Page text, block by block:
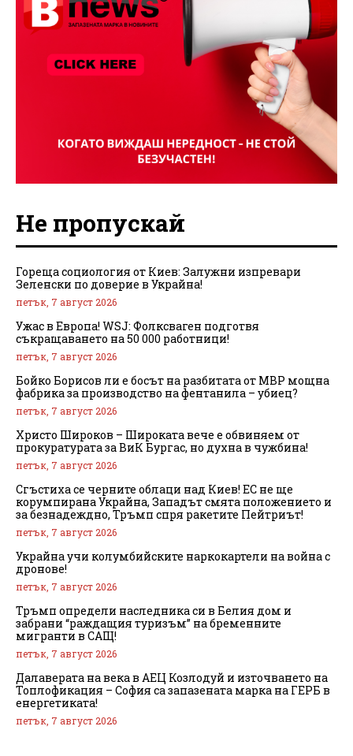
Не пропускай
Гореща социология от Киев: Залужни изпревари
Зеленски по доверие в Украйна!
петък, 7 август 2026
Ужас в Европа! WSJ: Фолксваген подготвя
съкращаването на 50 000 работници!
петък, 7 август 2026
Бойко Борисов ли е босът на разбитата от МВР мощна
фабрика за производство на фентанила – убиец?
петък, 7 август 2026
Христо Широков – Широката вече е обвиняем от
прокуратурата за ВиК Бургас, но духна в чужбина!
петък, 7 август 2026
Сгъстиха се черните облаци над Киев! ЕС не ще
корумпирана Украйна, Западът смята положението и
за безнадеждно, Тръмп спря ракетите Пейтриът!
петък, 7 август 2026
Украйна учи колумбийските наркокартели на война с
дронове!
петък, 7 август 2026
Тръмп определи наследника си в Белия дом и
забрани “раждащия туризъм” на бременните
мигранти в САЩ!
петък, 7 август 2026
Далаверата на века в АЕЦ Козлодуй и източването на
Топлофикация – София са запазената марка на ГЕРБ в
енергетиката!
петък, 7 август 2026